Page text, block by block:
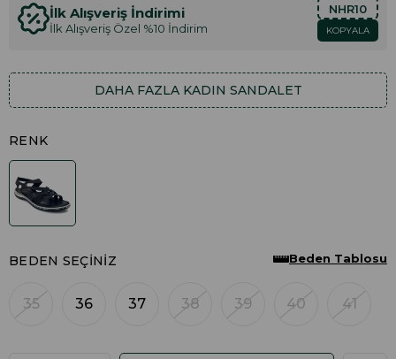
İlk Alışveriş İndirimi
İlk Alışveriş Özel %10 İndirim
NHR10
KOPYALA
DAHA FAZLA KADIN SANDALET
RENK
BEDEN SEÇINIZ
35 36 37 38 39 40 41
Beden Tablosu